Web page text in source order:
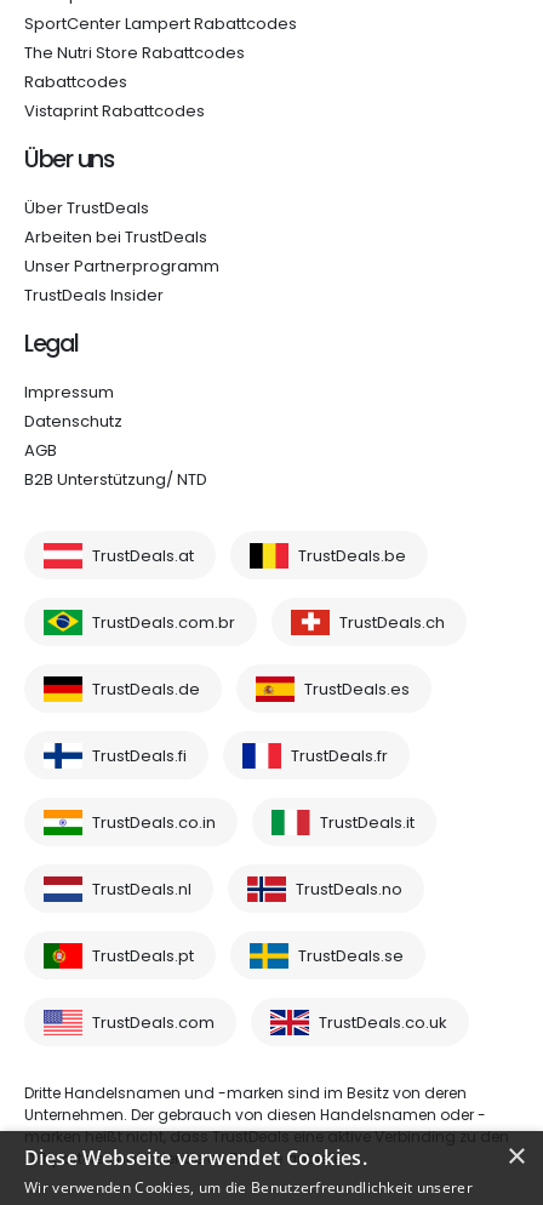
SportCenter Lampert Rabattcodes
The Nutri Store Rabattcodes
Rabattcodes
Vistaprint Rabattcodes
Über uns
Über TrustDeals
Arbeiten bei TrustDeals
Unser Partnerprogramm
TrustDeals Insider
Legal
Impressum
Datenschutz
AGB
B2B Unterstützung/ NTD
TrustDeals.at TrustDeals.be
TrustDeals.com.br TrustDeals.ch
TrustDeals.de TrustDeals.es
TrustDeals.fi TrustDeals.fr
TrustDeals.co.in TrustDeals.it
TrustDeals.nl TrustDeals.no
TrustDeals.pt TrustDeals.se
TrustDeals.com TrustDeals.co.uk
Dritte Handelsnamen und -marken sind im Besitz von deren
Unternehmen. Der gebrauch von diesen Handelsnamen oder -
marken heißt nicht, dass TrustDeals eine aktive Verbinding zu den
Drittparteien hat oder deren Dienste anbietet.
×
Diese Webseite verwendet Cookies.
Wir verwenden Cookies, um die Benutzerfreundlichkeit unserer